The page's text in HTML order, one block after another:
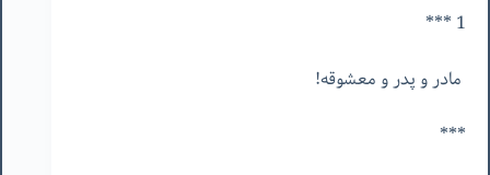
1 ***
مادر و پدر و معشوقه!
***